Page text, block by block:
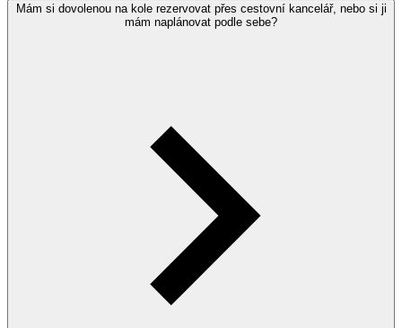
Mám si dovolenou na kole rezervovat přes cestovní kancelář, nebo si ji
mám naplánovat podle sebe?